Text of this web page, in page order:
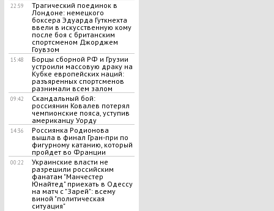
22:59
​Трагический поединок в
Лондоне: немецкого
боксера Эдуарда Гуткнехта
ввели в искусственную кому
после боя с британским
спортсменом Джорджем
Гоувзом
15:48
Борцы сборной РФ и Грузии
устроили массовую драку на
Кубке европейских наций:
разъяренных спортсменов
разнимали всем залом
09:42
Скандальный бой:
россиянин Ковалев потерял
чемпионские пояса, уступив
американцу Уорду
14:36
Россиянка Родионова
вышла в финал Гран-при по
фигурному катанию, который
пройдет во Франции
00:22
Украинские власти не
разрешили российским
фанатам "Манчестер
Юнайтед" приехать в Одессу
на матч с "Зарей": всему
виной "политическая
ситуация"